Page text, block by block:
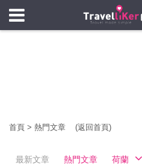
首頁 > 熱門文章 (返回首頁)
最新文章 熱門文章 荷蘭